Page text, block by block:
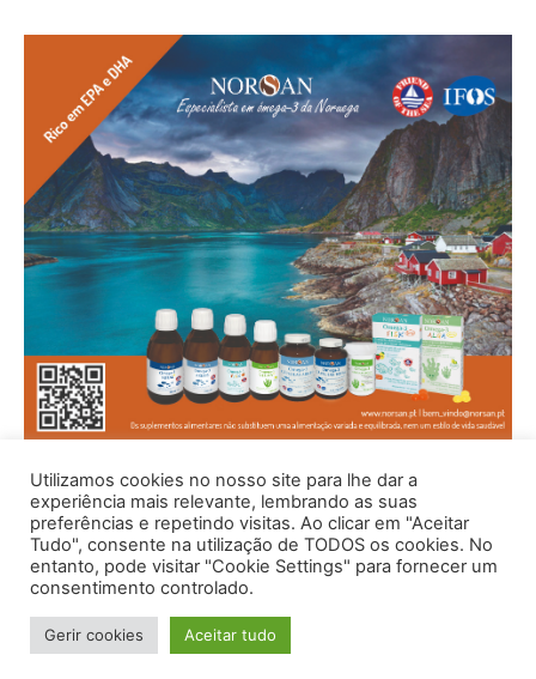
© 1996 - 2026 -Saúde e Bem Estar - Hosted and Designed By
Utilizamos cookies no nosso site para lhe dar a
experiência mais relevante, lembrando as suas
preferências e repetindo visitas. Ao clicar em "Aceitar
Tudo", consente na utilização de TODOS os cookies. No
entanto, pode visitar "Cookie Settings" para fornecer um
consentimento controlado.
Gerir cookies Aceitar tudo